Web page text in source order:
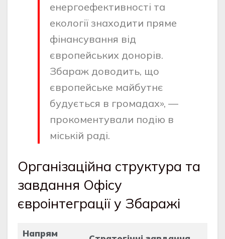
енергоефективності та
екології знаходити пряме
фінансування від
європейських донорів.
Збараж доводить, що
європейське майбутнє
будується в громадах», —
прокоментували подію в
міській раді.
Організаційна структура та
завдання Офісу
євроінтеграції у Збаражі
Напрям